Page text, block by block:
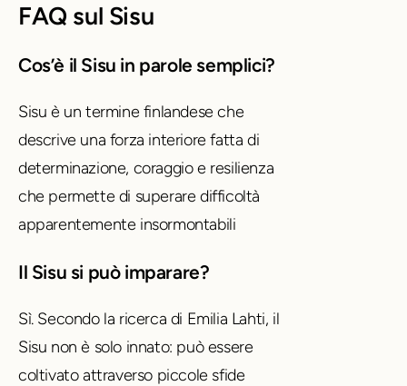
FAQ sul Sisu
Cos’è il Sisu in parole semplici?
Sisu è un termine finlandese che
descrive una forza interiore fatta di
determinazione, coraggio e resilienza
che permette di superare difficoltà
apparentemente insormontabili
Il Sisu si può imparare?
Sì. Secondo la ricerca di Emilia Lahti, il
Sisu non è solo innato: può essere
coltivato attraverso piccole sfide